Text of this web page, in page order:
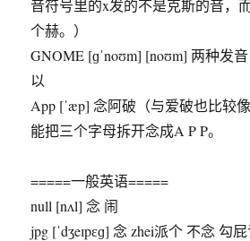
音符号里的x发的不是克斯的音，
个赫。）
GNOME [ɡˈnoʊm] [noʊm] 两种发
以
App [ˈæp] 念阿破（与爱破也比较
能把三个字母拆开念成A P P。
=====一般英语=====
null [nʌl] 念 闹
jpg [ˈdʒeɪpɛɡ] 念 zhei派个 不念 勾